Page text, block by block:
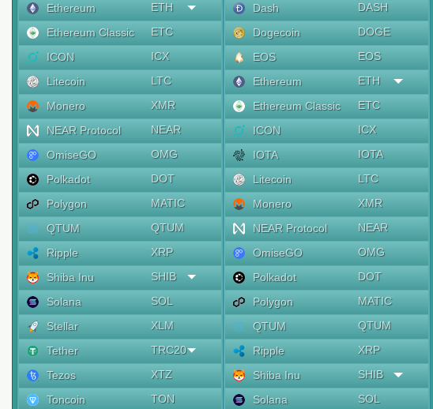
Ethereum
ETH
Ethereum Classic
ETC
ICON
ICX
Litecoin
LTC
Monero
XMR
NEAR Protocol
NEAR
OmiseGO
OMG
Polkadot
DOT
Polygon
MATIC
QTUM
QTUM
Ripple
XRP
Shiba Inu
SHIB
Solana
SOL
Stellar
XLM
Tether
TRC20
Tezos
XTZ
Toncoin
TON
Dash
DASH
Dogecoin
DOGE
EOS
EOS
Ethereum
ETH
Ethereum Classic
ETC
ICON
ICX
IOTA
IOTA
Litecoin
LTC
Monero
XMR
NEAR Protocol
NEAR
OmiseGO
OMG
Polkadot
DOT
Polygon
MATIC
QTUM
QTUM
Ripple
XRP
Shiba Inu
SHIB
Solana
SOL